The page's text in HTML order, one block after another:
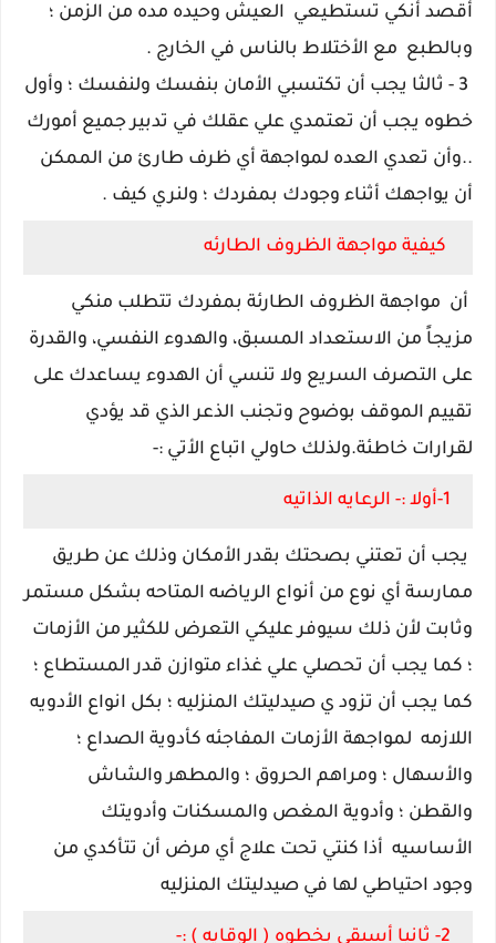
أقصد أنكي تستطيعي العيش وحيده مده من الزمن ؛
وبالطبع مع الأختلاط بالناس في الخارج .
3 - ثالثا يجب أن تكتسبي الأمان بنفسك ولنفسك ؛ وأول
خطوه يجب أن تعتمدي علي عقلك في تدبير جميع أمورك
..وأن تعدي العده لمواجهة أي ظرف طارئ من الممكن
أن يواجهك أثناء وجودك بمفردك ؛ ولنري كيف .
كيفية مواجهة الظروف الطارئه
أن مواجهة الظروف الطارئة بمفردك تتطلب منكي
مزيجاً من الاستعداد المسبق، والهدوء النفسي، والقدرة
على التصرف السريع ولا تنسي أن الهدوء يساعدك على
تقييم الموقف بوضوح وتجنب الذعر الذي قد يؤدي
لقرارات خاطئة.ولذلك حاولي اتباع الأتي :-
1-أولا :- الرعايه الذاتيه
يجب أن تعتني بصحتك بقدر الأمكان وذلك عن طريق
ممارسة أي نوع من أنواع الرياضه المتاحه بشكل مستمر
وثابت لأن ذلك سيوفر عليكي التعرض للكثير من الأزمات
؛ كما يجب أن تحصلي علي غذاء متوازن قدر المستطاع ؛
كما يجب أن تزود ي صيدليتك المنزليه ؛ بكل انواع الأدويه
اللازمه لمواجهة الأزمات المفاجئه كأدوية الصداع ؛
والأسهال ؛ ومراهم الحروق ؛ والمطهر والشاش
والقطن ؛ وأدوية المغص والمسكنات وأدويتك
الأساسيه أذا كنتي تحت علاج أي مرض أن تتأكدي من
وجود احتياطي لها في صيدليتك المنزليه
2- ثانيا أسبقي بخطوه ( الوقايه ) :-